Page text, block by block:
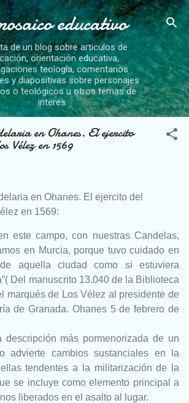
Ir al contenido principal
educativo
de un blog sobre artículos de
orientación educativa,
teología, comentarios
y diapositivas sobre personajes
o teológicos u otros temas de
interes
en Ohanes. El ejercito
Vélez en 1569
en Ohanes. El ejercito del
en 1569:
este campo, con nuestras Candelas,
en Murcia, porque tuvo cuidado en
aquella ciudad como si estuviera
Del manuscrito 13.040 de la Biblioteca
marqués de Los Vélez al presidente de
de Granada. Ohanes 5 de febrero de
descripción más pormenorizada de un
advierte cambios sustanciales en la
tendentes a la militarización de la
se incluye como elemento principal a
liberados en el asalto al lugar.